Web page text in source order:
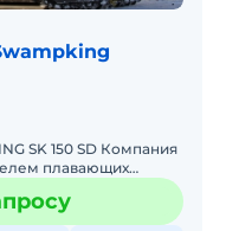
SK 150 SD Компания
плавающих
болотные